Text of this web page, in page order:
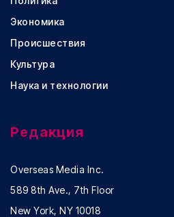
Экономика
Происшествия
Культура
Наука и технологии
Редакция
Overseas Media Inc.
589 8th Ave., 7th Floor
New York, NY 10018